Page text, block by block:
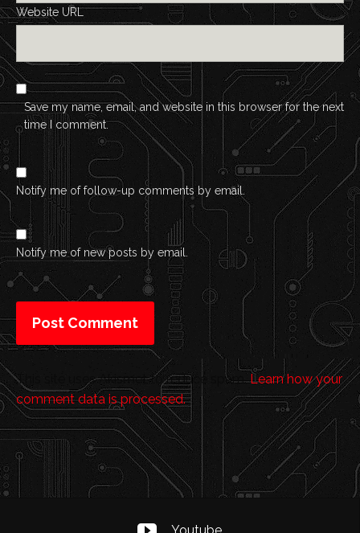
Website URL
Save my name, email, and website in this browser for the next
time I comment.
Notify me of follow-up comments by email.
Notify me of new posts by email.
This site uses Akismet to reduce spam.Learn how your
comment data is processed.